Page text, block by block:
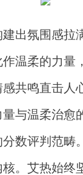
出氛围感
温柔的力
共鸣直击人
与温柔治愈
数评判范
。艾热始